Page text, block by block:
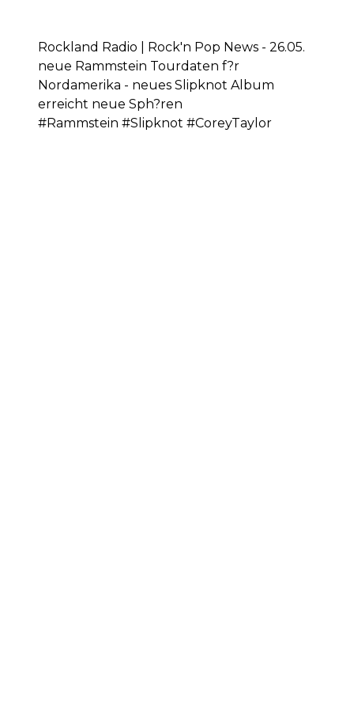
Rockland Radio | Rock'n Pop News - 26.05.
neue Rammstein Tourdaten f?r
Nordamerika - neues Slipknot Album
erreicht neue Sph?ren
#Rammstein #Slipknot #CoreyTaylor